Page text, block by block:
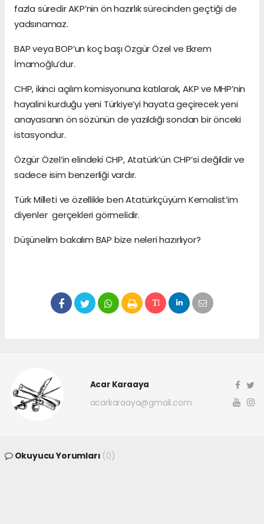
fazla süredir AKP’nin ön hazırlık sürecinden geçtiği de
yadsınamaz.
BAP veya BOP’un koç başı Özgür Özel ve Ekrem
İmamoğlu’dur.
CHP, ikinci açılım komisyonuna katılarak, AKP ve MHP’nin
hayalini kurduğu yeni Türkiye’yi hayata geçirecek yeni
anayasanın ön sözünün de yazıldığı sondan bir önceki
istasyondur.
Özgür Özel’in elindeki CHP, Atatürk’ün CHP’si değildir ve
sadece isim benzerliği vardır.
Türk Milleti ve özellikle ben Atatürkçüyüm Kemalist’im
diyenler gerçekleri görmelidir.
Düşünelim bakalım BAP bize neleri hazırlıyor?
Acar Karaaya
acarkaraaya@gmail.com
Okuyucu Yorumları (0)